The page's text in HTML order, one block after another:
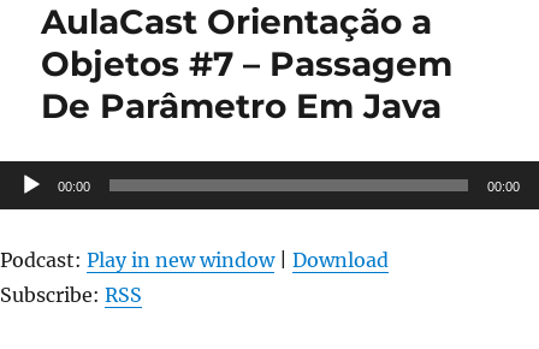
em
#2
–
AulaCast
Objetos
AulaCast Orientação a
Objetos #7 – Passagem
De Parâmetro Em Java
Tocador
de
00:00 00:00
Podcast: Play in new window| Download
Subscribe: RSS